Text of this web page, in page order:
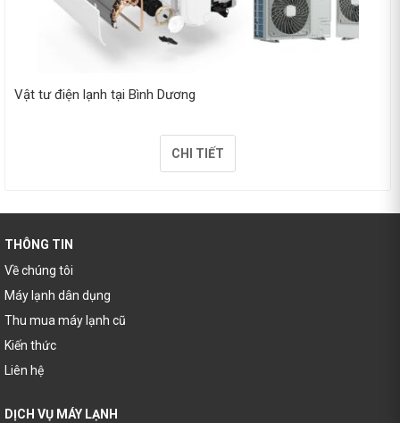
Vật tư điện lạnh tại Bình Dương
CHI TIẾT
THÔNG TIN
Về chúng tôi
Máy lạnh dân dụng
Thu mua máy lạnh cũ
Kiến thức
Liên hệ
DỊCH VỤ MÁY LẠNH